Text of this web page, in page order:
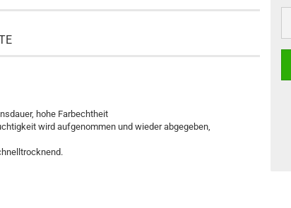
hohe Farbechtheit
wird aufgenommen und wieder abgegeben,